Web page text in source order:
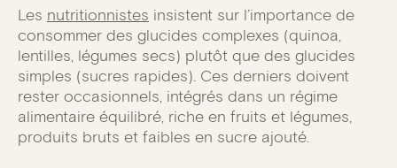
Les nutritionnistes insistent sur l’importance de
consommer des glucides complexes (quinoa,
lentilles, légumes secs) plutôt que des glucides
simples (sucres rapides). Ces derniers doivent
rester occasionnels, intégrés dans un régime
alimentaire équilibré, riche en fruits et légumes,
produits bruts et faibles en sucre ajouté.